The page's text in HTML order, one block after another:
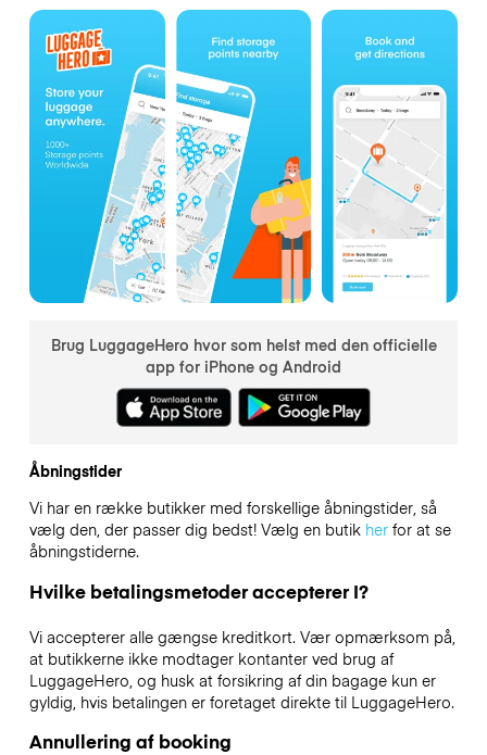
Brug LuggageHero hvor som helst med den officielle
app for iPhone og Android
Åbningstider
Vi har en række butikker med forskellige åbningstider, så
vælg den, der passer dig bedst! Vælg en butik herfor at se
åbningstiderne.
Hvilke betalingsmetoder accepterer I?
Vi accepterer alle gængse kreditkort. Vær opmærksom på,
at butikkerne ikke modtager kontanter ved brug af
LuggageHero, og husk at forsikring af din bagage kun er
gyldig, hvis betalingen er foretaget direkte til LuggageHero.
Annullering af booking